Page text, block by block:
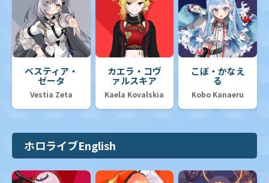
ベスティア・
ゼータ
Vestia Zeta
カエラ・コヴ
ァルスキア
Kaela Kovalskia
こぼ・かなえ
る
Kobo Kanaeru
ホロライブEnglish